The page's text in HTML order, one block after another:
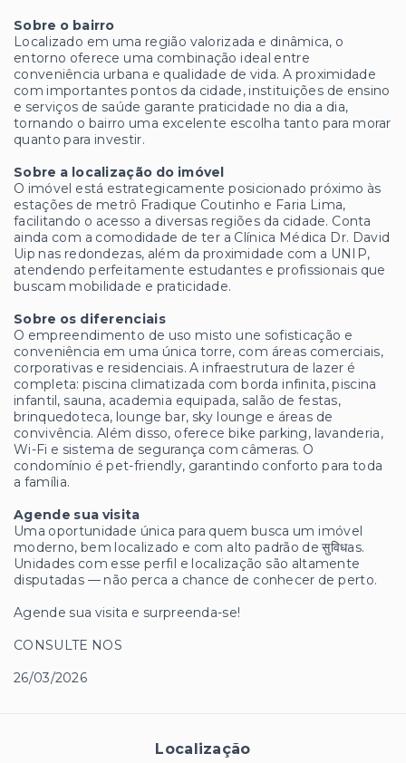
Sobre o bairro
Localizado em uma região valorizada e dinâmica, o
entorno oferece uma combinação ideal entre
conveniência urbana e qualidade de vida. A proximidade
com importantes pontos da cidade, instituições de ensino
e serviços de saúde garante praticidade no dia a dia,
tornando o bairro uma excelente escolha tanto para morar
quanto para investir.
Sobre a localização do imóvel
O imóvel está estrategicamente posicionado próximo às
estações de metrô Fradique Coutinho e Faria Lima,
facilitando o acesso a diversas regiões da cidade. Conta
ainda com a comodidade de ter a Clínica Médica Dr. David
Uip nas redondezas, além da proximidade com a UNIP,
atendendo perfeitamente estudantes e profissionais que
buscam mobilidade e praticidade.
Sobre os diferenciais
O empreendimento de uso misto une sofisticação e
conveniência em uma única torre, com áreas comerciais,
corporativas e residenciais. A infraestrutura de lazer é
completa: piscina climatizada com borda infinita, piscina
infantil, sauna, academia equipada, salão de festas,
brinquedoteca, lounge bar, sky lounge e áreas de
convivência. Além disso, oferece bike parking, lavanderia,
Wi-Fi e sistema de segurança com câmeras. O
condomínio é pet-friendly, garantindo conforto para toda
a família.
Agende sua visita
Uma oportunidade única para quem busca um imóvel
moderno, bem localizado e com alto padrão de सुविधas.
Unidades com esse perfil e localização são altamente
disputadas — não perca a chance de conhecer de perto.
Agende sua visita e surpreenda-se!
CONSULTE NOS
26/03/2026
Localização